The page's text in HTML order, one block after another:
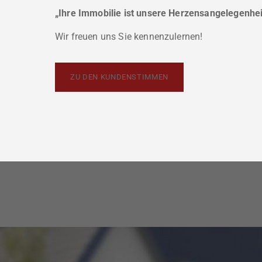
„Ihre Immobilie ist unsere
Wir freuen uns Sie kennenzulernen!
ZU DEN KUNDENSTIMMEN